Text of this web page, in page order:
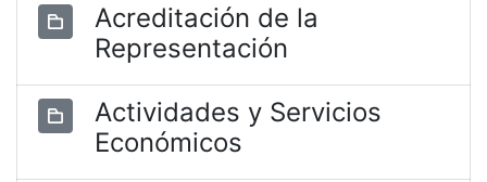
Acreditación de la
Representación
Actividades y Servicios
Económicos